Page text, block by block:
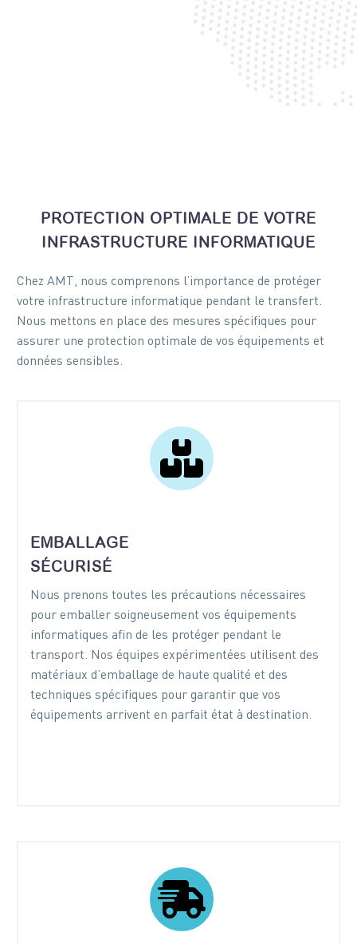
PROTECTION OPTIMALE DE VOTRE
INFRASTRUCTURE INFORMATIQUE
Chez AMT, nous comprenons l’importance de protéger
votre infrastructure informatique pendant le transfert.
Nous mettons en place des mesures spécifiques pour
assurer une protection optimale de vos équipements et
données sensibles.


EMBALLAGE
SÉCURISÉ
Nous prenons toutes les précautions nécessaires
pour emballer soigneusement vos équipements
informatiques afin de les protéger pendant le
transport. Nos équipes expérimentées utilisent des
matériaux d’emballage de haute qualité et des
techniques spécifiques pour garantir que vos
équipements arrivent en parfait état à destination.

